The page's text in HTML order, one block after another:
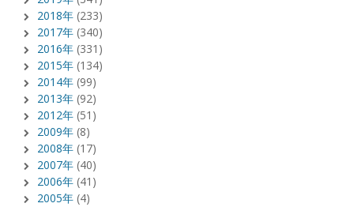
2018年 (233)
2017年 (340)
2016年 (331)
2015年 (134)
2014年 (99)
2013年 (92)
2012年 (51)
2009年 (8)
2008年 (17)
2007年 (40)
2006年 (41)
2005年 (4)